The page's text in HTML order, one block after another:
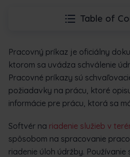
Table of
Pracovný príkaz je oficiálny
ktorom sa uvádza schválenie
Pracovné príkazy sú
požiadavky na prácu, ktoré
informácie pre prácu, ktorá sa
Softvér na riadenie služieb v
spôsobom na spracovanie
riadenie úloh údržby. Používanie